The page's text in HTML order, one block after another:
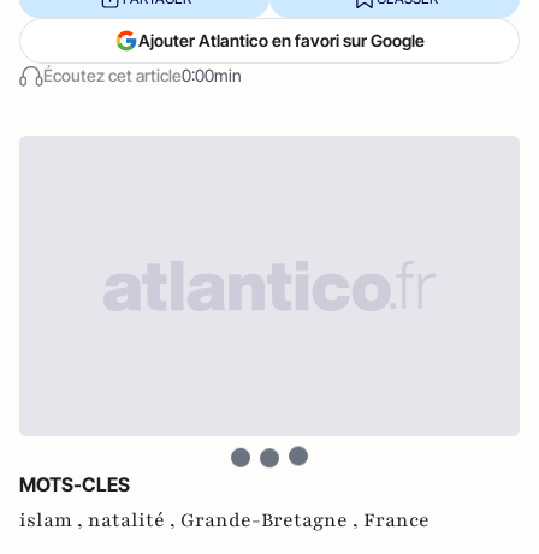
Écoutez cet article0:00min
Ajouter Atlantico en favori sur Google
MOTS-CLES
islam , natalité , Grande-Bretagne , France